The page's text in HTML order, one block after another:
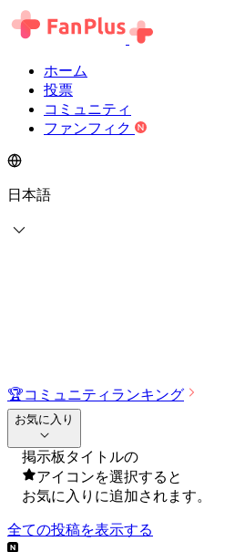
ホーム
投票
コミュニティ
ファンフィク
日本語
🏆コミュニティランキング
お気に入り
掲示板タイトルの
アイコンを選択すると
お気に入りに追加されます。
全ての投稿を表示する